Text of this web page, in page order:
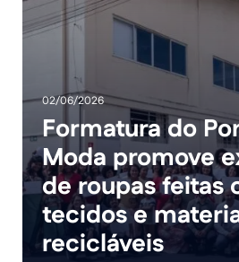
02/06/2026
Formatura do
Moda promove
de roupas feitas
tecidos e
recicláveis